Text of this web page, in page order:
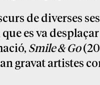
de diverses
es va
Smile & Go
gravat artistes